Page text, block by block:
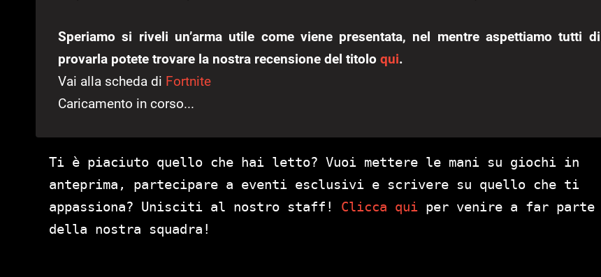
Speriamo si riveli un’arma utile come viene presentata, nel mentre aspettiamo tutti di
provarla potete trovare la nostra recensione del titolo qui.
Vai alla scheda di Fortnite
Caricamento in corso...
Ti è piaciuto quello che hai letto? Vuoi mettere le mani su giochi in
anteprima, partecipare a eventi esclusivi e scrivere su quello che ti
appassiona? Unisciti al nostro staff! Clicca qui per venire a far parte
della nostra squadra!